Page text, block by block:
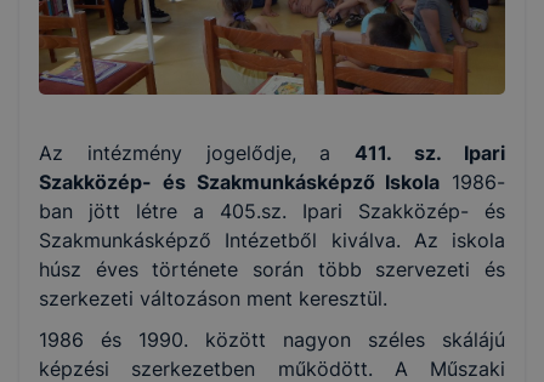
Az intézmény jogelődje, a411. sz. Ipari
Szakközép- és Szakmunkásképző Iskola 1986-
ban jött létre a 405.sz. Ipari Szakközép- és
Szakmunkásképző Intézetből kiválva. Az iskola
húsz éves története során több szervezeti és
szerkezeti változáson ment keresztül.
1986 és 1990. között nagyon széles skálájú
képzési szerkezetben működött. A Műszaki